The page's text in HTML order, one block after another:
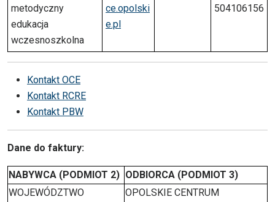
metodyczny
edukacja
wczesnoszkolna
ce.opolski
e.pl
504106156
Kontakt OCE
Kontakt RCRE
Kontakt PBW
Dane do faktury:
NABYWCA (PODMIOT 2) ODBIORCA (PODMIOT 3)
WOJEWÓDZTWO
OPOLSKIE CENTRUM